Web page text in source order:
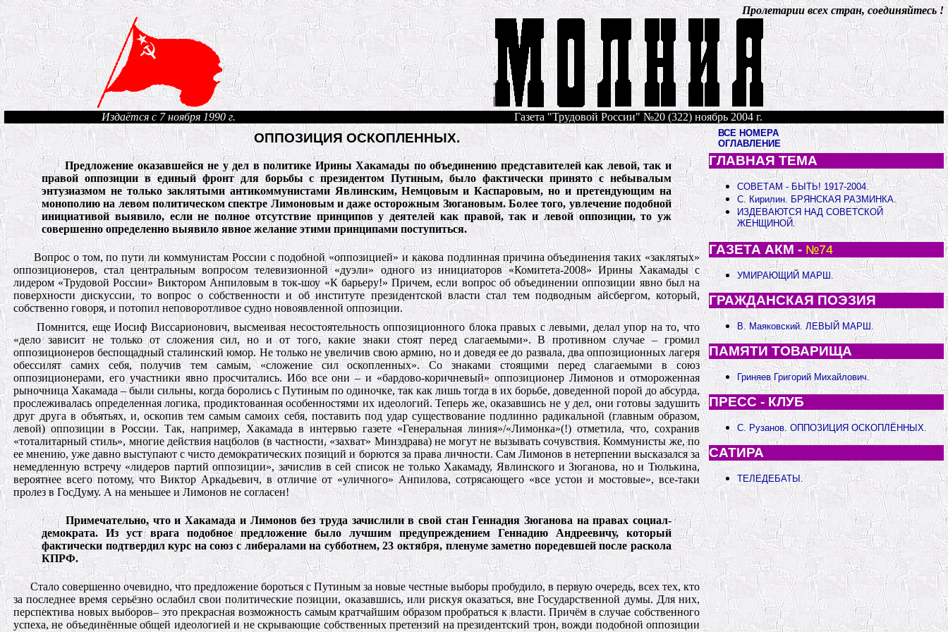
Пролетарии всех стран, соединяйтесь !
Издаётся с 7 ноября 1990 г. Газета "Трудовой России" №20 (322) ноябрь 2004 г.
ОППОЗИЦИЯ ОСКОПЛЕННЫХ.
Предложение оказавшейся не у дел в политике Ирины Хакамады по объединению представителей как левой, так и
правой оппозиции в единый фронт для борьбы с президентом Путиным, было фактически принято с небывалым
энтузиазмом не только заклятыми антикоммунистами Явлинским, Немцовым и Каспаровым, но и претендующим на
монополию на левом политическом спектре Лимоновым и даже осторожным Зюгановым. Более того, увлечение подобной
инициативой выявило, если не полное отсутствие принципов у деятелей как правой, так и левой оппозиции, то уж
совершенно определенно выявило явное желание этими принципами поступиться.
Вопрос о том, по пути ли коммунистам России с подобной «оппозицией» и какова подлинная причина объединения таких «заклятых»
оппозиционеров, стал центральным вопросом телевизионной «дуэли» одного из инициаторов «Комитета-2008» Ирины Хакамады с
лидером «Трудовой России» Виктором Анпиловым в ток-шоу «К барьеру!» Причем, если вопрос об объединении оппозиции явно был на
поверхности дискуссии, то вопрос о собственности и об институте президентской власти стал тем подводным айсбергом, который,
собственно говоря, и потопил неповоротливое судно новоявленной оппозиции.
Помнится, еще Иосиф Виссарионович, высмеивая несостоятельность оппозиционного блока правых с левыми, делал упор на то, что
«дело зависит не только от сложения сил, но и от того, какие знаки стоят перед слагаемыми». В противном случае – громил
оппозиционеров беспощадный сталинский юмор. Не только не увеличив свою армию, но и доведя ее до развала, два оппозиционных лагеря
обессилят самих себя, получив тем самым, «сложение сил оскопленных». Со знаками стоящими перед слагаемыми в союз
оппозиционерами, его участники явно просчитались. Ибо все они – и «бардово-коричневый» оппозиционер Лимонов и отмороженная
рыночница Хакамада – были сильны, когда боролись с Путиным по одиночке, так как лишь тогда в их борьбе, доведенной порой до абсурда,
прослеживалась определенная логика, продиктованная особенностями их идеологий. Теперь же, оказавшись не у дел, они готовы задушить
друг друга в объятьях, и, оскопив тем самым самоих себя, поставить под удар существование подлинно радикальной (главным образом,
левой) оппозиции в России. Так, например, Хакамада в интервью газете «Генеральная линия»/«Лимонка»(!) отметила, что, сохранив
«тоталитарный стиль», многие действия нацболов (в частности, «захват» Минздрава) не могут не вызывать сочувствия. Коммунисты же, по
ее мнению, уже давно выступают с чисто демократических позиций и борются за права личности. Сам Лимонов в нетерпении высказался за
немедленную встречу «лидеров партий оппозиции», зачислив в сей список не только Хакамаду, Явлинского и Зюганова, но и Тюлькина,
вероятнее всего потому, что Виктор Аркадьевич, в отличие от «уличного» Анпилова, сотрясающего «все устои и мостовые», все-таки
пролез в ГосДуму. А на меньшее и Лимонов не согласен!
Примечательно, что и Хакамада и Лимонов без труда зачислили в свой стан Геннадия Зюганова на правах социал-
демократа. Из уст врага подобное предложение было лучшим предупреждением Геннадию Андреевичу, который
фактически подтвердил курс на союз с либералами на субботнем, 23 октября, пленуме заметно поредевшей после раскола
КПРФ.
Стало совершенно очевидно, что предложение бороться с Путиным за новые честные выборы пробудило, в первую очередь, всех тех, кто
за последнее время серьёзно ослабил свои политические позиции, оказавшись, или рискуя оказаться, вне Государственной думы. Для них,
перспектива новых выборов– это прекрасная возможность самым кратчайшим образом пробраться к власти. Причём в случае собственного
успеха, не объединённые общей идеологией и не скрывающие собственных претензий на президентский трон, вожди подобной оппозиции
ВСЕ НОМЕРА
ОГЛАВЛЕНИЕ
ГЛАВНАЯ ТЕМА
СОВЕТАМ - БЫТЬ! 1917-2004.
С. Кирилин. БРЯНСКАЯ РАЗМИНКА.
ИЗДЕВАЮТСЯ НАД СОВЕТСКОЙ
ЖЕНЩИНОЙ.
ГАЗЕТА АКМ - №74
УМИРАЮЩИЙ МАРШ.
ГРАЖДАНСКАЯ ПОЭЗИЯ
В. Маяковский. ЛЕВЫЙ МАРШ.
ПАМЯТИ ТОВАРИЩА
Гриняев Григорий Михайлович.
ПРЕСС - КЛУБ
С. Рузанов. ОППОЗИЦИЯ ОСКОПЛЁННЫХ.
САТИРА
ТЕЛЕДЕБАТЫ.